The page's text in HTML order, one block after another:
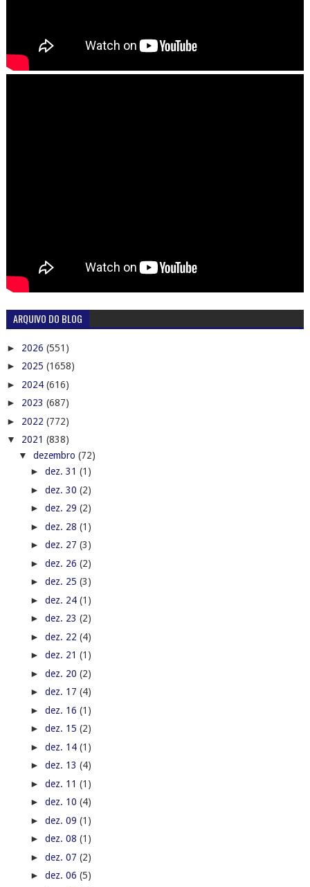
ARQUIVO DO BLOG
► 2026 (551)
► 2025 (1658)
► 2024 (616)
► 2023 (687)
► 2022 (772)
▼ 2021 (838)
▼ dezembro (72)
► dez. 31 (1)
► dez. 30 (2)
► dez. 29 (2)
► dez. 28 (1)
► dez. 27 (3)
► dez. 26 (2)
► dez. 25 (3)
► dez. 24 (1)
► dez. 23 (2)
► dez. 22 (4)
► dez. 21 (1)
► dez. 20 (2)
► dez. 17 (4)
► dez. 16 (1)
► dez. 15 (2)
► dez. 14 (1)
► dez. 13 (4)
► dez. 11 (1)
► dez. 10 (4)
► dez. 09 (1)
► dez. 08 (1)
► dez. 07 (2)
► dez. 06 (5)